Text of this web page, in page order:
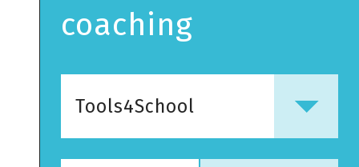
coaching
Tools4School